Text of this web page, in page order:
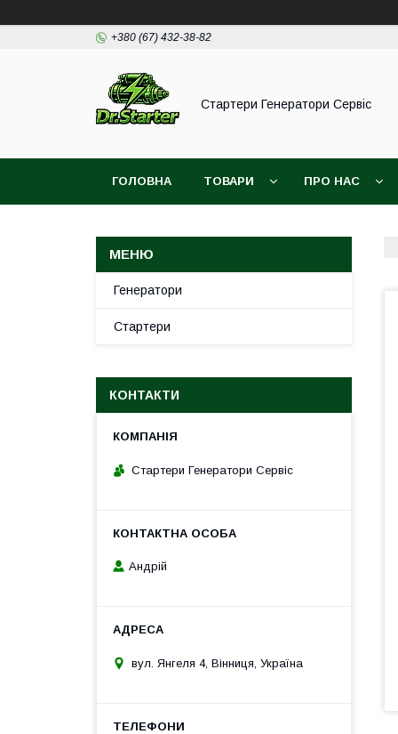
+380 (67) 432-38-82
Стартери Генератори Сервіс
ГОЛОВНА ТОВАРИ ПРО НАС
Генератори
Стартери
КОНТАКТИ
Стартери Генератори Сервіс
Андрій
вул. Янгеля 4, Вінниця, Україна